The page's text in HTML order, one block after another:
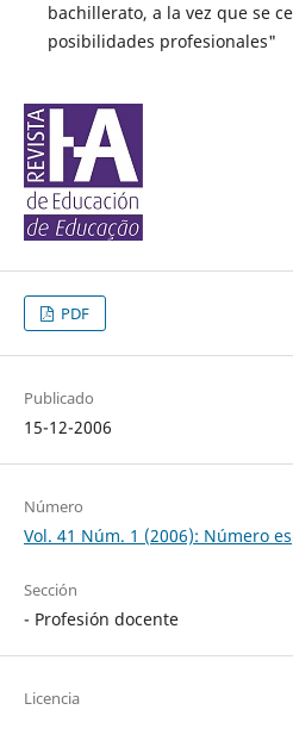
bachillerato, a la vez que se
posibilidades profesionales"
PDF
Publicado
15-12-2006
Número
Vol. 41 Núm. 1 (2006): Número
Sección
- Profesión docente
Licencia